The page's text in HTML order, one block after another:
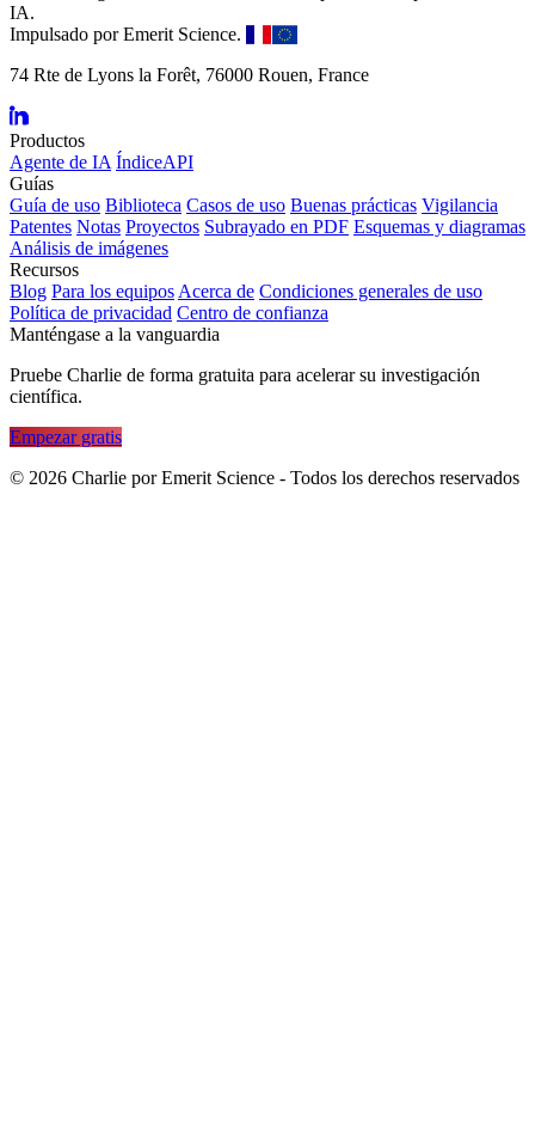
IA.
Impulsado por Emerit Science.
74 Rte de Lyons la Forêt, 76000 Rouen, France
Productos
Agente de IA ÍndiceAPI
Guías
Guía de uso Biblioteca Casos de uso Buenas prácticas Vigilancia
Patentes Notas Proyectos Subrayado en PDF Esquemas y diagramas
Análisis de imágenes
Recursos
Blog Para los equipos Acerca de Condiciones generales de uso
Política de privacidad Centro de confianza
Manténgase a la vanguardia
Pruebe Charlie de forma gratuita para acelerar su investigación
científica.
Empezar gratis
© 2026 Charlie por Emerit Science - Todos los derechos reservados